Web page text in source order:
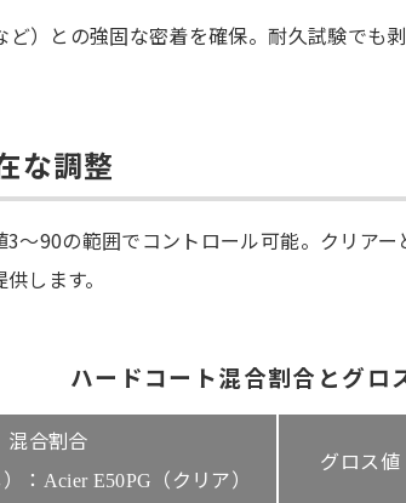
ど）との強固な密着を確保。耐久試験でも
な調整
～90の範囲でコントロール可能。クリア
します。
ハードコート混合割合とグロ
混合割合
： Acier E50PG （クリア）
グロス値